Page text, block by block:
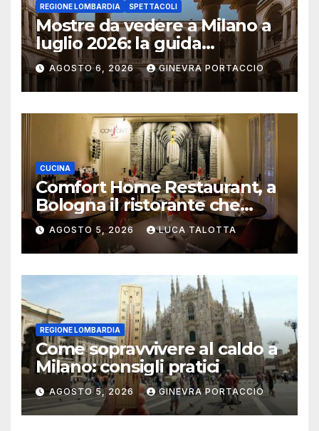
REGIONE LOMBARDIA SPETTACOLI
Mostre da vedere a Milano a
luglio 2026: la guida
aggiornata
AGOSTO 6, 2026 GINEVRA PORTACCIO
CUCINA
Comfort Home Restaurant, a
Bologna il ristorante che
trasforma l’ospitalità in
un’esperienza di casa
AGOSTO 5, 2026 LUCA TALOTTA
REGIONE LOMBARDIA
Come sopravvivere al caldo a
Milano: consigli pratici
AGOSTO 5, 2026 GINEVRA PORTACCIO